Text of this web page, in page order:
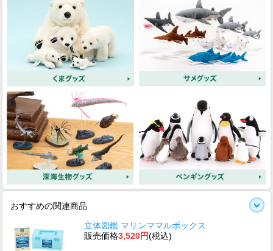
おすすめの関連商品
立体図鑑 マリンママルボックス
販売価格3,520円(税込)